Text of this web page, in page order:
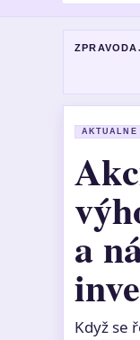
AKTUALNE
a
Když se